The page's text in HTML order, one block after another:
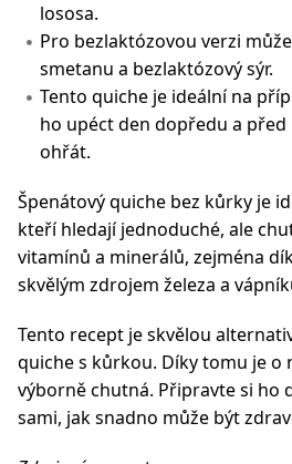
lososa.
Pro bezlaktózovou verzi
smetanu a bezlaktózový sýr.
Tento quiche je ideální na
ho upéct den dopředu a
ohřát.
Špenátový quiche bez kůrky je
kteří hledají jednoduché, ale
vitamínů a minerálů, zejména
skvělým zdrojem železa a
Tento recept je skvělou
quiche s kůrkou. Díky tomu je o
výborně chutná. Připravte si ho
sami, jak snadno může být